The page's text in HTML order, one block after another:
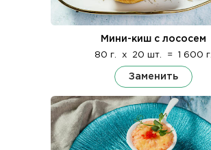
Мини-киш с лососем
80 г. x 20 шт. = 1 600 г.
Заменить